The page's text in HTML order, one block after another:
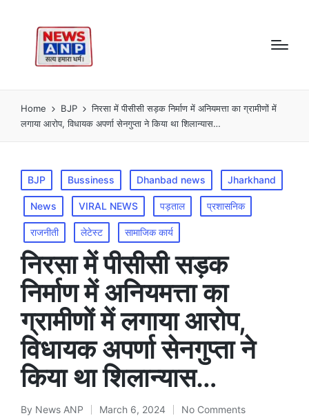
Home BJP
निरसा में पीसीसी सड़क निर्माण में अनियमत्ता का ग्रामीणों में
लगाया आरोप, विधायक अपर्णा सेनगुप्ता ने किया था शिलान्यास…
Posted
in
BJP Bussiness Dhanbad news Jharkhand
News VIRAL NEWS पड़ताल प्रशासनिक
राजनीती लेटेस्ट सामाजिक कार्य
निरसा में पीसीसी सड़क
निर्माण में अनियमत्ता का
ग्रामीणों में लगाया आरोप,
विधायक अपर्णा सेनगुप्ता ने
किया था शिलान्यास…
By News ANP March 6, 2024 No Comments